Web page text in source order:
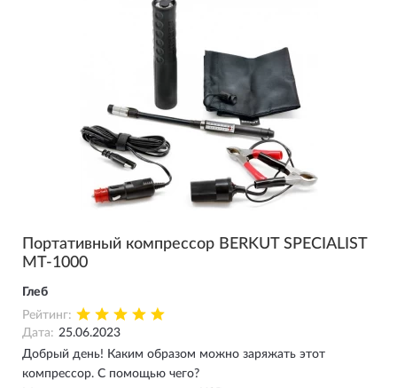
Портативный компрессор BERKUT SPECIALIST
MT-1000
Глеб
Рейтинг:
Дата: 25.06.2023
Добрый день! Каким образом можно заряжать этот
компрессор. С помощью чего?